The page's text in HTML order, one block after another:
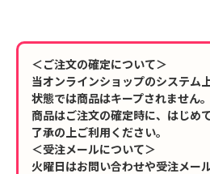
＜ご注文の確定について＞
当オンラインショップのシステム
状態では商品はキープされません。
商品はご注文の確定時に、はじめ
了承の上ご利用ください。
＜受注メールについて＞
火曜日はお問い合わせや受注メー